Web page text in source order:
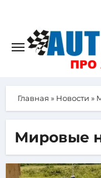
Главная » Новости »
Мировые